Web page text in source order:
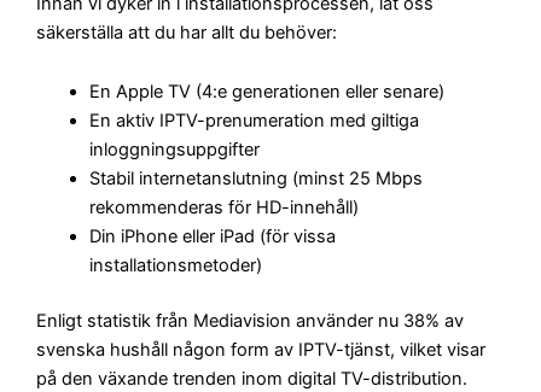
säkerställa att du har allt du behöver:
En Apple TV (4:e generationen eller senare)
En aktiv IPTV-prenumeration med giltiga
inloggningsuppgifter
Stabil internetanslutning (minst 25 Mbps
rekommenderas för HD-innehåll)
Din iPhone eller iPad (för vissa
installationsmetoder)
Enligt statistik från Mediavision använder nu 38% av
svenska hushåll någon form av IPTV-tjänst, vilket visar
på den växande trenden inom digital TV-distribution.